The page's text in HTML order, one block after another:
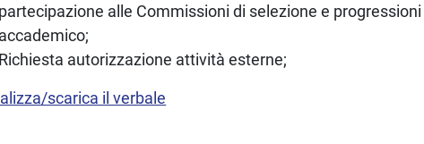
partecipazione alle Commissioni di selezione e
accademico;
Richiesta autorizzazione attività esterne;
scarica il verbale